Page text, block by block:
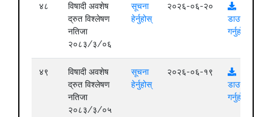
४८
विषादी अवशेष
द्रुत विश्लेषण
नतिजा
२०८३/३/०६
सूचना
हेर्नुहोस्
२०२६-०६-२०
डाउनलोड
गर्नुहोस्
४९
विषादी अवशेष
द्रुत विश्लेषण
नतिजा
२०८३/३/०५
सूचना
हेर्नुहोस्
२०२६-०६-१९
डाउनलोड
गर्नुहोस्